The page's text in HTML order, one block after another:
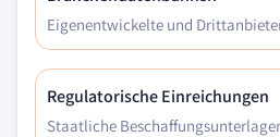
Eigenentwickelte und
Regulatorische Einreichungen
Staatliche